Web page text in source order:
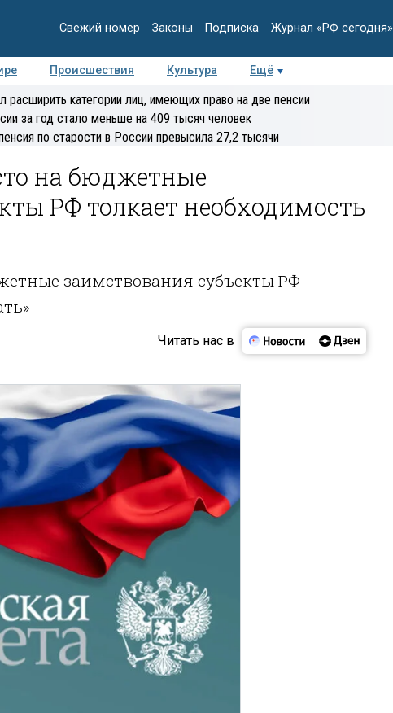
Свежий номер Законы Подписка Журнал «РФ сегодня»
Происшествия Культура Ещё
Медиацентр Интервью Колумнисты
Деловая
расширить категории лиц, имеющих право на две пенсии
за год стало меньше на 409 тысяч человек
по старости в России превысила 27,2 тысячи
на бюджетные
РФ толкает необходимость
заимствования субъекты РФ
Читать нас в